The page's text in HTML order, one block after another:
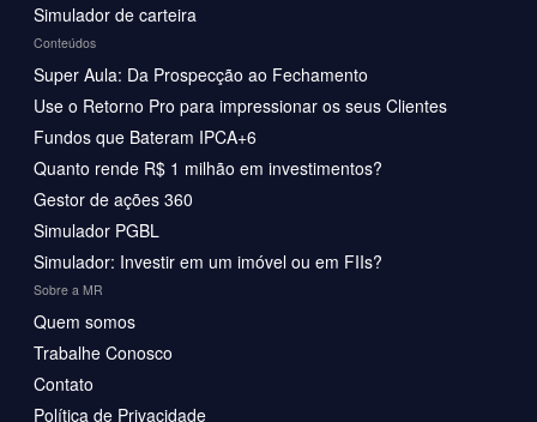
Simulador de carteira
Conteúdos
Super Aula: Da Prospecção ao Fechamento
Use o Retorno Pro para impressionar os seus Clientes
Fundos que Bateram IPCA+6
Quanto rende R$ 1 milhão em investimentos?
Gestor de ações 360
Simulador PGBL
Simulador: Investir em um imóvel ou em FIIs?
Sobre a MR
Quem somos
Trabalhe Conosco
Contato
Política de Privacidade